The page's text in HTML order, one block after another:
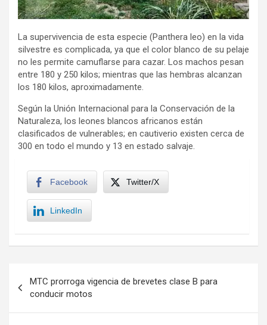
La supervivencia de esta especie (Panthera leo) en la vida
silvestre es complicada, ya que el color blanco de su pelaje
no les permite camuflarse para cazar. Los machos pesan
entre 180 y 250 kilos; mientras que las hembras alcanzan
los 180 kilos, aproximadamente.
Según la Unión Internacional para la Conservación de la
Naturaleza, los leones blancos africanos están
clasificados de vulnerables; en cautiverio existen cerca de
300 en todo el mundo y 13 en estado salvaje.
Facebook Twitter/X
LinkedIn
de
entradas
MTC prorroga vigencia de brevetes clase B para
conducir motos